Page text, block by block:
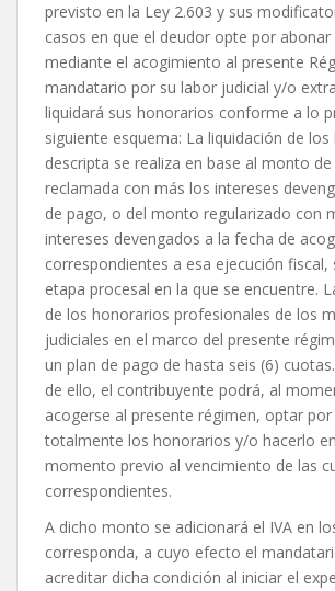
previsto en la Ley 2.603 y sus
casos en que el deudor opte por abonar
mediante el acogimiento al presente
mandatario por su labor judicial y/o
liquidará sus honorarios conforme a lo
siguiente esquema: La liquidación de
descripta se realiza en base al monto de
reclamada con más los intereses
de pago, o del monto regularizado con
intereses devengados a la fecha de
correspondientes a esa ejecución fiscal,
etapa procesal en la que se encuentre.
de los honorarios profesionales de los
judiciales en el marco del presente
un plan de pago de hasta seis (6)
de ello, el contribuyente podrá, al
acogerse al presente régimen, optar
totalmente los honorarios y/o hacerlo
momento previo al vencimiento de las
correspondientes.
A dicho monto se adicionará el IVA en
corresponda, a cuyo efecto el
acreditar dicha condición al iniciar el